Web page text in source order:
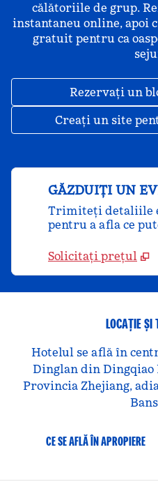
călătoriile de grup.
instantaneu online, apoi
gratuit pentru ca
Rezervați un
Creați un site
GĂZDUIȚI UN
Trimiteți detaliile
pentru a afla ce
Solicitați prețul
LOCAȚIE ȘI
Hotelul se află în
Dinglan din Dingqiao
Provincia Zhejiang,
CE SE AFLĂ ÎN APROPIERE